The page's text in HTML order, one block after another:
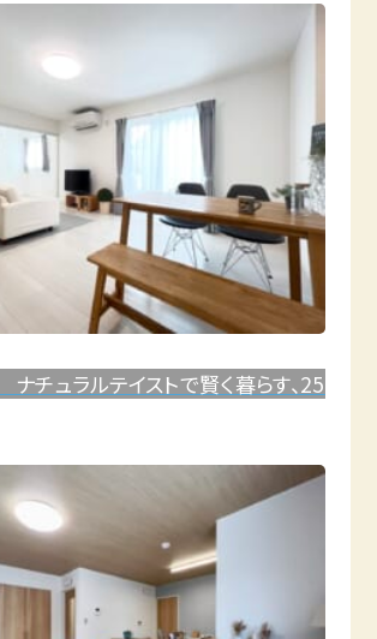
チュラルテイストで賢く暮らす、25